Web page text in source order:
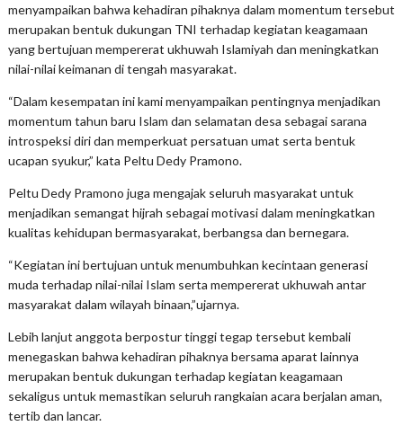
menyampaikan bahwa kehadiran pihaknya dalam momentum tersebut
merupakan bentuk dukungan TNI terhadap kegiatan keagamaan
yang bertujuan mempererat ukhuwah Islamiyah dan meningkatkan
nilai-nilai keimanan di tengah masyarakat.
“Dalam kesempatan ini kami menyampaikan pentingnya menjadikan
momentum tahun baru Islam dan selamatan desa sebagai sarana
introspeksi diri dan memperkuat persatuan umat serta bentuk
ucapan syukur,” kata Peltu Dedy Pramono.
Peltu Dedy Pramono juga mengajak seluruh masyarakat untuk
menjadikan semangat hijrah sebagai motivasi dalam meningkatkan
kualitas kehidupan bermasyarakat, berbangsa dan bernegara.
“Kegiatan ini bertujuan untuk menumbuhkan kecintaan generasi
muda terhadap nilai-nilai Islam serta mempererat ukhuwah antar
masyarakat dalam wilayah binaan,”ujarnya.
Lebih lanjut anggota berpostur tinggi tegap tersebut kembali
menegaskan bahwa kehadiran pihaknya bersama aparat lainnya
merupakan bentuk dukungan terhadap kegiatan keagamaan
sekaligus untuk memastikan seluruh rangkaian acara berjalan aman,
tertib dan lancar.